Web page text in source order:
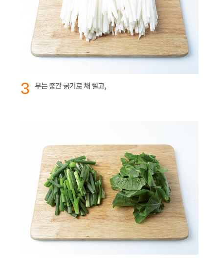
3 무는 중간 굵기로 채 썰고,